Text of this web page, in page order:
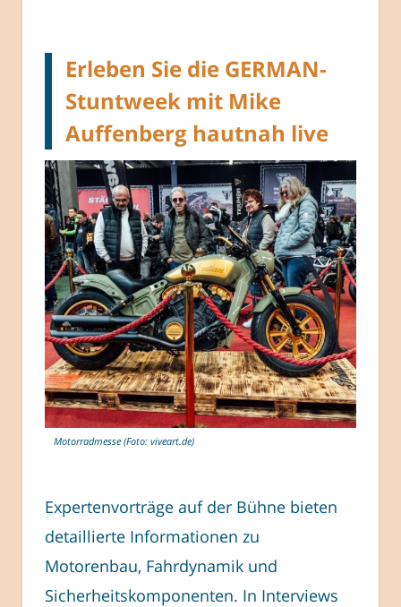
Erleben Sie die GERMAN-
Stuntweek mit Mike
Auffenberg hautnah live
Motorradmesse (Foto: viveart.de)
Expertenvorträge auf der Bühne bieten
detaillierte Informationen zu
Motorenbau, Fahrdynamik und
Sicherheitskomponenten. In Interviews